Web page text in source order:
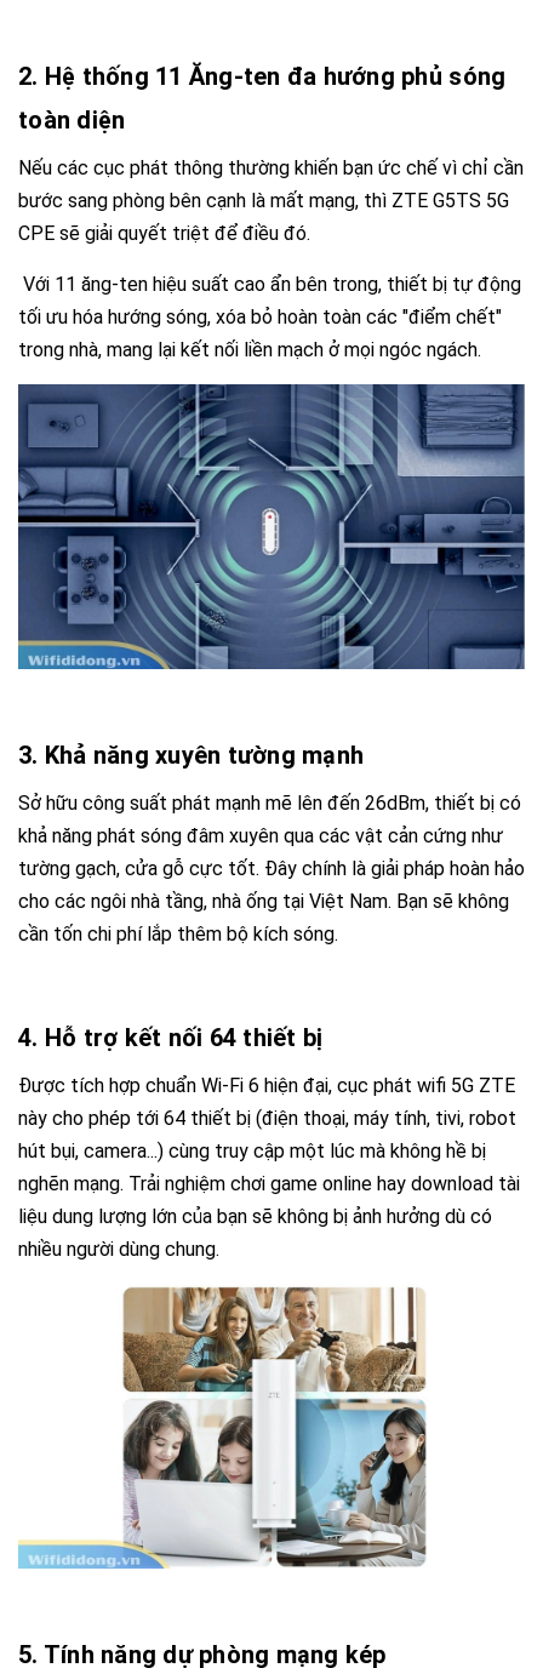
2. Hệ thống 11 Ăng-ten đa hướng phủ sóng
toàn diện
Nếu các cục phát thông thường khiến bạn ức chế vì chỉ cần
bước sang phòng bên cạnh là mất mạng, thì ZTE G5TS 5G
CPE sẽ giải quyết triệt để điều đó.
Với 11 ăng-ten hiệu suất cao ẩn bên trong, thiết bị tự động
tối ưu hóa hướng sóng, xóa bỏ hoàn toàn các "điểm chết"
trong nhà, mang lại kết nối liền mạch ở mọi ngóc ngách.
3. Khả năng xuyên tường mạnh
Sở hữu công suất phát mạnh mẽ lên đến 26dBm, thiết bị có
khả năng phát sóng đâm xuyên qua các vật cản cứng như
tường gạch, cửa gỗ cực tốt. Đây chính là giải pháp hoàn hảo
cho các ngôi nhà tầng, nhà ống tại Việt Nam. Bạn sẽ không
cần tốn chi phí lắp thêm bộ kích sóng.
4. Hỗ trợ kết nối 64 thiết bị
Được tích hợp chuẩn Wi-Fi 6 hiện đại, cục phát wifi 5G ZTE
này cho phép tới 64 thiết bị (điện thoại, máy tính, tivi, robot
hút bụi, camera...) cùng truy cập một lúc mà không hề bị
nghẽn mạng. Trải nghiệm chơi game online hay download tài
liệu dung lượng lớn của bạn sẽ không bị ảnh hưởng dù có
nhiều người dùng chung.
5. Tính năng dự phòng mạng kép